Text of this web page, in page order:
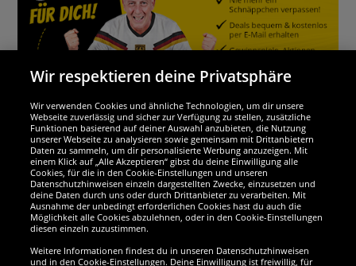
Wir sind ausgezeichnet
Wir respektieren deine Privatsphäre
Wir verwenden Cookies und ähnliche Technologien, um dir unsere
Webseite zuverlässig und sicher zur Verfügung zu stellen, zusätzliche
Funktionen basierend auf deiner Auswahl anzubieten, die Nutzung
unserer Webseite zu analysieren sowie gemeinsam mit Drittanbietern
Daten zu sammeln, um dir personalisierte Werbung anzuzeigen. Mit
einem Klick auf „Alle Akzeptieren“ gibst du deine Einwilligung alle
Cookies, für die in den Cookie-Einstellungen und unseren
Datenschutzhinweisen einzeln dargestellten Zwecke, einzusetzen und
deine Daten durch uns oder durch Drittanbieter zu verarbeiten. Mit
Ausnahme der unbedingt erforderlichen Cookies hast du auch die
Möglichkeit alle Cookies abzulehnen, oder in den Cookie-Einstellungen
diesen einzeln zuzustimmen.
Weitere Informationen findest du in unseren Datenschutzhinweisen
und in den Cookie-Einstellungen. Deine Einwilligung ist freiwillig, für